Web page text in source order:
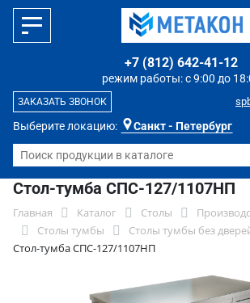
Выберите локацию: Санкт - Петербург
режим работы: с 9:00 до
+7 (812) 642-41-12
ЗАКАЗАТЬ ЗВОНОК
Стол-тумба СПС-127/1107НП
Главная Каталог Столы
Столы тумбы
Столы тумбы без
Стол-тумба СПС-127/1107НП